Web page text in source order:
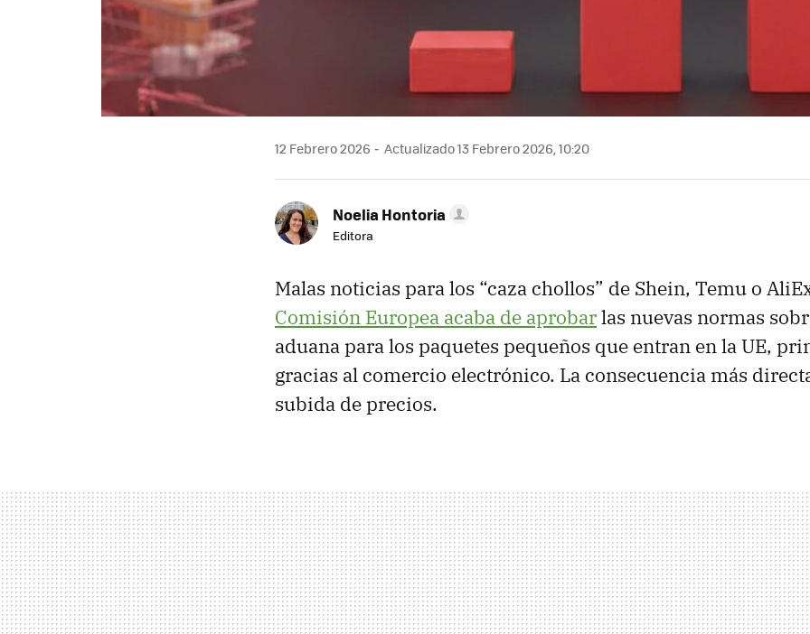
12 Febrero 2026 Actualizado 13 Febrero 2026, 10:20
Noelia Hontoria
Editora
Malas noticias para los “caza chollos” de Shein, Temu o
Comisión Europea acaba de aprobarlas nuevas normas
aduana para los paquetes pequeños que entran en la UE,
gracias al comercio electrónico. La consecuencia más
subida de precios.